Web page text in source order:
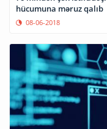
hücumuna məruz qalıb
08-06-2018